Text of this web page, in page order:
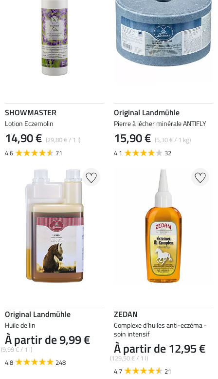
SHOWMASTER
Lotion Eczemolin
14,90 € (29,80 € / 1 l)
4.6
71
Original Landmühle
Pierre à lécher minérale ANTIFLY
15,90 € (5,30 € / 1 kg)
4.1
32
Original Landmühle
Huile de lin
À partir de 9,99 €
(9,99 € / 1 l)
4.8
248
ZEDAN
Complexe d'huiles anti-eczéma -
soin intensif
À partir de 12,95 €
(129,50 € / 1 l)
4.7
21